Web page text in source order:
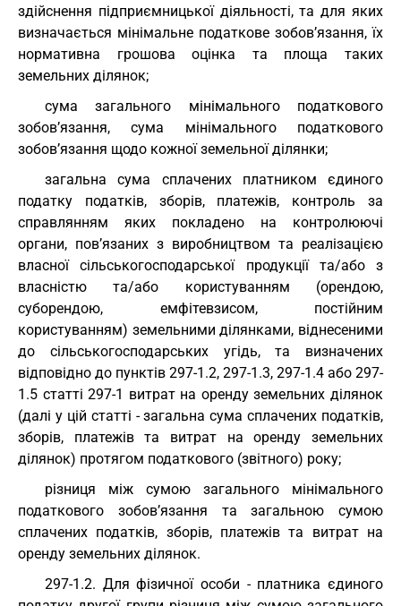
здійснення підприємницької діяльності, та для яких
визначається мінімальне податкове зобов’язання, їх
нормативна грошова оцінка та площа таких
земельних ділянок;
сума загального мінімального податкового
зобов’язання, сума мінімального податкового
зобов’язання щодо кожної земельної ділянки;
загальна сума сплачених платником єдиного
податку податків, зборів, платежів, контроль за
справлянням яких покладено на контролюючі
органи, пов’язаних з виробництвом та реалізацією
власної сільськогосподарської продукції та/або з
власністю та/або користуванням (орендою,
суборендою, емфітевзисом, постійним
користуванням) земельними ділянками, віднесеними
до сільськогосподарських угідь, та визначених
відповідно до пунктів 297-1.2, 297-1.3, 297-1.4 або 297-
1.5 статті 297-1 витрат на оренду земельних ділянок
(далі у цій статті - загальна сума сплачених податків,
зборів, платежів та витрат на оренду земельних
ділянок) протягом податкового (звітного) року;
різниця між сумою загального мінімального
податкового зобов’язання та загальною сумою
сплачених податків, зборів, платежів та витрат на
оренду земельних ділянок.
297-1.2. Для фізичної особи - платника єдиного